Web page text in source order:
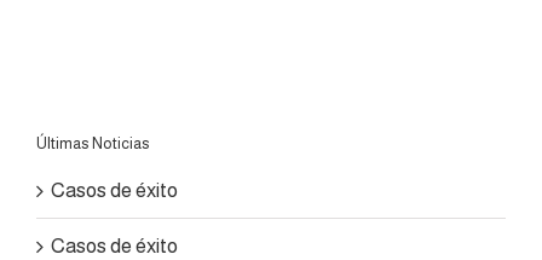
Últimas Noticias
Casos de éxito
Casos de éxito